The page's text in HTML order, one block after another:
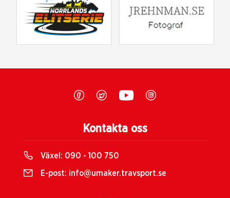
Kontakta oss
Växel: 090 - 100 750
E-post: info@umaker.travsport.se